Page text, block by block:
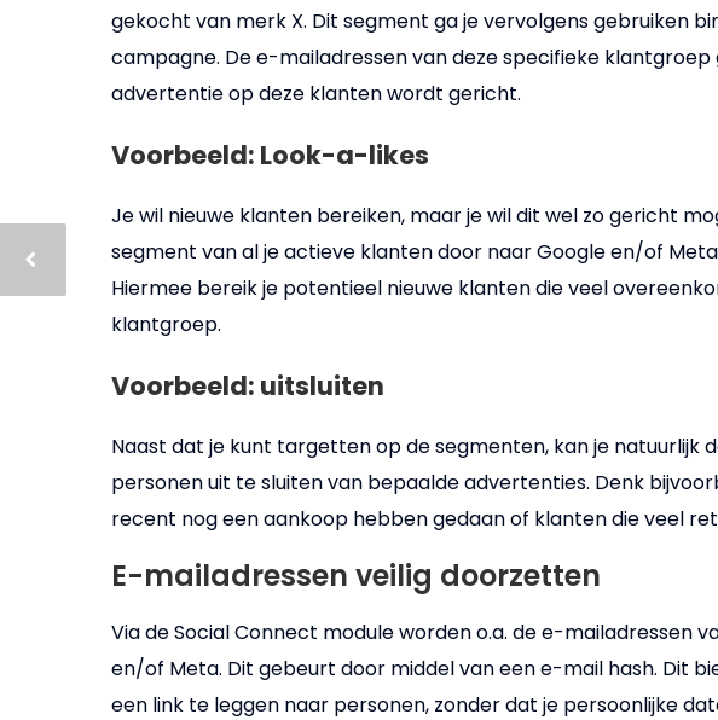
gekocht van merk X. Dit segment ga je vervolgens gebruiken
campagne. De e-mailadressen van deze specifieke
advertentie op deze klanten wordt gericht.
Voorbeeld: Look-a-likes
Je wil nieuwe klanten bereiken, maar je wil dit wel zo gericht
segment van al je actieve klanten door naar Google en/of
Hiermee bereik je potentieel nieuwe klanten die veel
klantgroep.
Voorbeeld: uitsluiten
Naast dat je kunt targetten op de segmenten, kan je natuurlijk
personen uit te sluiten van bepaalde advertenties. Denk
recent nog een aankoop hebben gedaan of klanten die veel
E-mailadressen veilig doorzetten
Via de Social Connect module worden o.a. de e-mailadressen
en/of Meta. Dit gebeurt door middel van een e-mail hash. Dit
een link te leggen naar personen, zonder dat je persoonlijke